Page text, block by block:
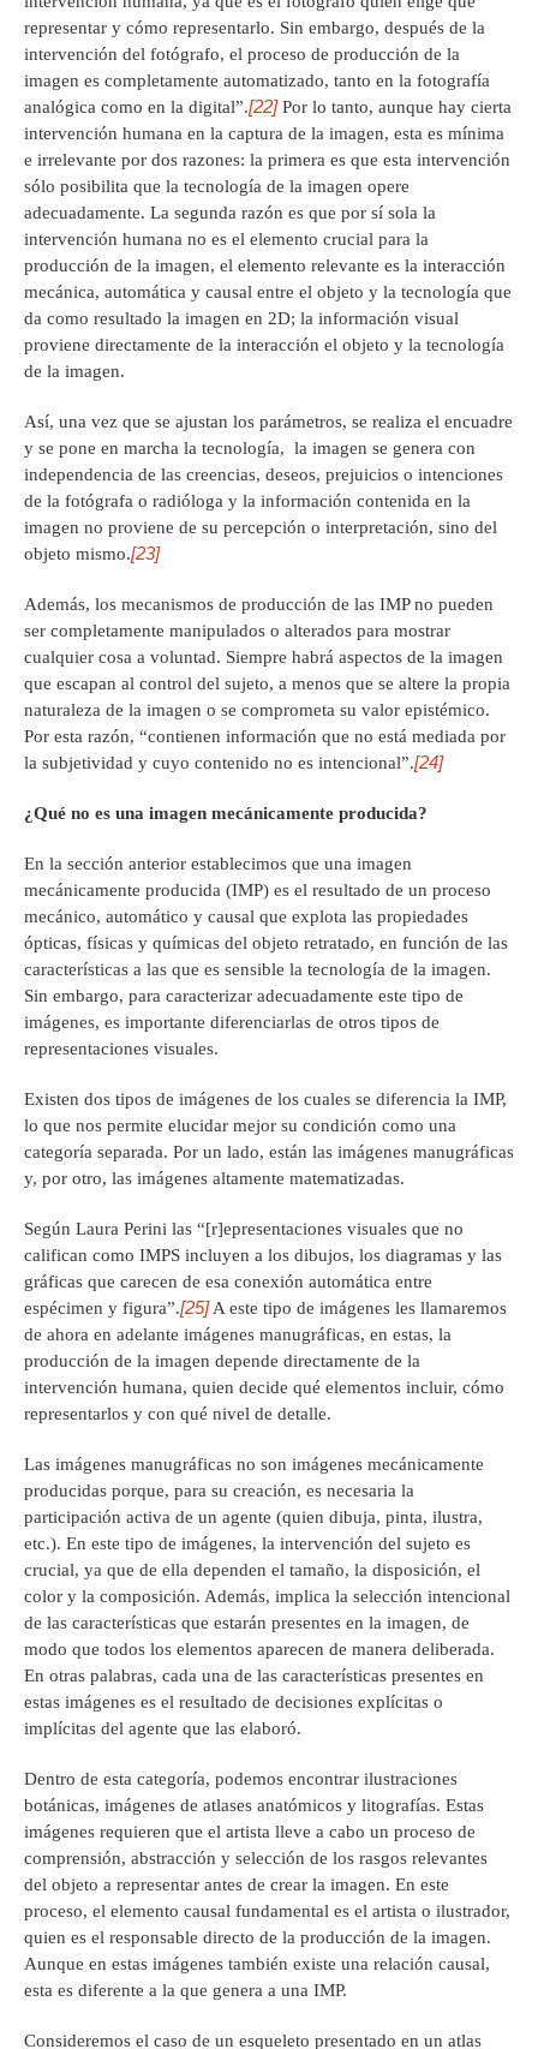
representar y cómo representarlo. Sin embargo, después de la
intervención del fotógrafo, el proceso de producción de la
imagen es completamente automatizado, tanto en la fotografía
analógica como en la digital”.[22]Por lo tanto, aunque hay cierta
intervención humana en la captura de la imagen, esta es mínima
e irrelevante por dos razones: la primera es que esta intervención
sólo posibilita que la tecnología de la imagen opere
adecuadamente. La segunda razón es que por sí sola la
intervención humana no es el elemento crucial para la
producción de la imagen, el elemento relevante es la interacción
mecánica, automática y causal entre el objeto y la tecnología que
da como resultado la imagen en 2D; la información visual
proviene directamente de la interacción el objeto y la tecnología
de la imagen.
Así, una vez que se ajustan los parámetros, se realiza el encuadre
y se pone en marcha la tecnología, la imagen se genera con
independencia de las creencias, deseos, prejuicios o intenciones
de la fotógrafa o radióloga y la información contenida en la
imagen no proviene de su percepción o interpretación, sino del
objeto mismo.[23]
Además, los mecanismos de producción de las IMP no pueden
ser completamente manipulados o alterados para mostrar
cualquier cosa a voluntad. Siempre habrá aspectos de la imagen
que escapan al control del sujeto, a menos que se altere la propia
naturaleza de la imagen o se comprometa su valor epistémico.
Por esta razón, “contienen información que no está mediada por
la subjetividad y cuyo contenido no es intencional”.[24]
¿Qué no es una imagen mecánicamente producida?
En la sección anterior establecimos que una imagen
mecánicamente producida (IMP) es el resultado de un proceso
mecánico, automático y causal que explota las propiedades
ópticas, físicas y químicas del objeto retratado, en función de las
características a las que es sensible la tecnología de la imagen.
Sin embargo, para caracterizar adecuadamente este tipo de
imágenes, es importante diferenciarlas de otros tipos de
representaciones visuales.
Existen dos tipos de imágenes de los cuales se diferencia la IMP,
lo que nos permite elucidar mejor su condición como una
categoría separada. Por un lado, están las imágenes manugráficas
y, por otro, las imágenes altamente matematizadas.
Según Laura Perini las “[r]epresentaciones visuales que no
califican como IMPS incluyen a los dibujos, los diagramas y las
gráficas que carecen de esa conexión automática entre
espécimen y figura”.[25]A este tipo de imágenes les llamaremos
de ahora en adelante imágenes manugráficas, en estas, la
producción de la imagen depende directamente de la
intervención humana, quien decide qué elementos incluir, cómo
representarlos y con qué nivel de detalle.
Las imágenes manugráficas no son imágenes mecánicamente
producidas porque, para su creación, es necesaria la
participación activa de un agente (quien dibuja, pinta, ilustra,
etc.). En este tipo de imágenes, la intervención del sujeto es
crucial, ya que de ella dependen el tamaño, la disposición, el
color y la composición. Además, implica la selección intencional
de las características que estarán presentes en la imagen, de
modo que todos los elementos aparecen de manera deliberada.
En otras palabras, cada una de las características presentes en
estas imágenes es el resultado de decisiones explícitas o
implícitas del agente que las elaboró.
Dentro de esta categoría, podemos encontrar ilustraciones
botánicas, imágenes de atlases anatómicos y litografías. Estas
imágenes requieren que el artista lleve a cabo un proceso de
comprensión, abstracción y selección de los rasgos relevantes
del objeto a representar antes de crear la imagen. En este
proceso, el elemento causal fundamental es el artista o ilustrador,
quien es el responsable directo de la producción de la imagen.
Aunque en estas imágenes también existe una relación causal,
esta es diferente a la que genera a una IMP.
Consideremos el caso de un esqueleto presentado en un atlas